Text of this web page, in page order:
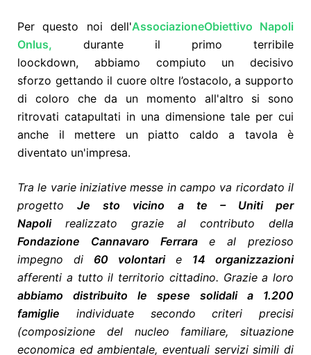
Per questo noi dell'AssociazioneObiettivo Napoli
Onlus, durante il primo terribile
loockdown, abbiamo compiuto un decisivo
sforzo gettando il cuore oltre l’ostacolo, a supporto
di coloro che da un momento all'altro si sono
ritrovati catapultati in una dimensione tale per cui
anche il mettere un piatto caldo a tavola è
diventato un'impresa.
Tra le varie iniziative messe in campo va ricordato il
progettoJe sto vicino a te – Uniti per
Napolirealizzato grazie al contributo della
Fondazione Cannavaro Ferrara e al prezioso
impegno di 60 volontarie 14 organizzazioni
afferenti a tutto il territorio cittadino. Grazie a loro
abbiamo distribuito le spese solidali a 1.200
famiglie individuate secondo criteri precisi
(composizione del nucleo familiare, situazione
economica ed ambientale, eventuali servizi simili di